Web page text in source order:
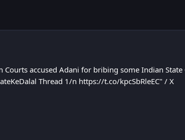
Courts accused Adani for bribing some Indian
Thread 1/n https://t.co/kpcSbRleEC" / X